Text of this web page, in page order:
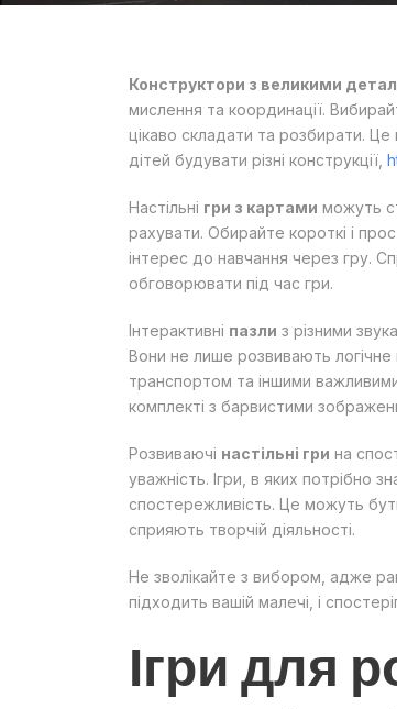
Конструктори з великими
мислення та координації.
цікаво складати та розбирати.
дітей будувати різні конструкції,
Настільні гри з картами можуть
рахувати. Обирайте короткі і
інтерес до навчання через гру.
обговорювати під час гри.
Інтерактивні пазли з різними
Вони не лише розвивають
транспортом та іншими
комплекті з барвистими
Розвиваючі настільні гри на
уважність. Ігри, в яких потрібно
спостережливість. Це можуть
сприяють творчій діяльності.
Не зволікайте з вибором, адже
підходить вашій малечі, і
Ігри для